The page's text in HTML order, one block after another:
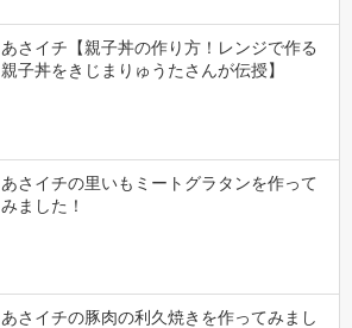
あさイチ【親子丼の作り方！レンジで作る
親子丼をきじまりゅうたさんが伝授】
あさイチの里いもミートグラタンを作って
みました！
あさイチの豚肉の利久焼きを作ってみまし